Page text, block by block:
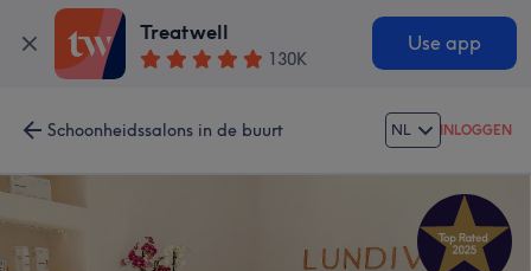
Treatwell
130K
Use app
Schoonheidssalons in de buurt NL INLOGGEN